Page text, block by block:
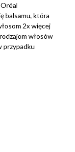
balsamu, która
2x więcej
włosów
przypadku